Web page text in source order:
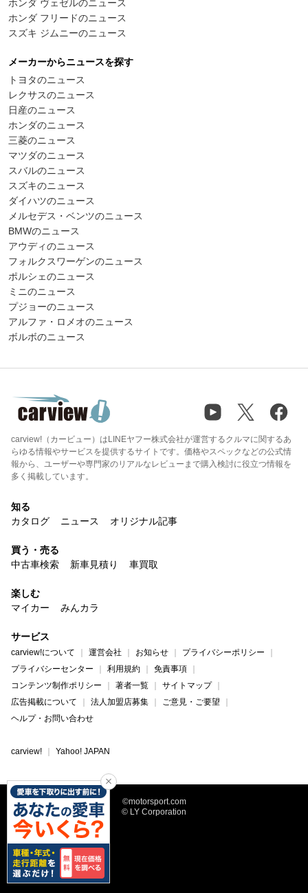
ホンダ ヴェゼルのニュース
ホンダ フリードのニュース
スズキ ジムニーのニュース
メーカーからニュースを探す
トヨタのニュース
レクサスのニュース
日産のニュース
ホンダのニュース
三菱のニュース
マツダのニュース
スバルのニュース
スズキのニュース
ダイハツのニュース
メルセデス・ベンツのニュース
BMWのニュース
アウディのニュース
フォルクスワーゲンのニュース
ポルシェのニュース
ミニのニュース
プジョーのニュース
アルファ・ロメオのニュース
ボルボのニュース
carview!（カービュー）はLINEヤフー株式会社が運営するクルマに関するあ
らゆる情報やサービスを提供するサイトです。価格やスペックなどの公式情
報から、ユーザーや専門家のリアルなレビューまで購入検討に役立つ情報を
多く掲載しています。
知る
カタログ
ニュース オリジナル記事
買う・売る
中古車検索
新車見積り 車買取
楽しむ
マイカー
みんカラ
サービス
carview!について 運営会社 お知らせ
プライバシーポリシー
プライバシーセンター
利用規約
免責事項
コンテンツ制作ポリシー
著者一覧
サイトマップ
広告掲載について
法人加盟店募集
ご意見・ご要望
ヘルプ・お問い合わせ
carview! Yahoo! JAPAN
©motorsport.com
© LY Corporation